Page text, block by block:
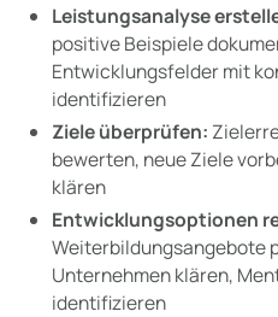
Leistungsanalyse
positive Beispiele
Entwicklungsfelder mit
identifizieren
Ziele überprüfen:
bewerten, neue Ziele
klären
Entwicklungsoptionen
Weiterbildungsangebote
Unternehmen klären,
identifizieren